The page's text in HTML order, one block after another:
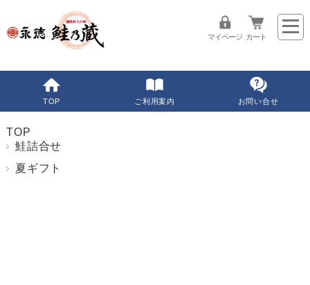
マイページ カート
TOP ご利用案内 お問い合せ
TOP
鮭詰合せ
夏ギフト